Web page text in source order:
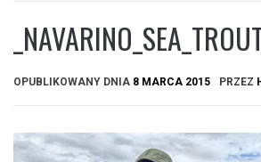
OPUBLIKOWANY DNIA 8 MARCA 2015 PRZEZ